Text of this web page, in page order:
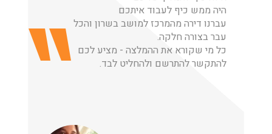
היה ממש כיף לעבוד איתכם
עברנו דירה מהמרכז למושב בשרון והכל
עבר בצורה חלקה.
כל מי שקורא את ההמלצה - מציע לכם
להתקשר להתרשם ולהחליט לבד.